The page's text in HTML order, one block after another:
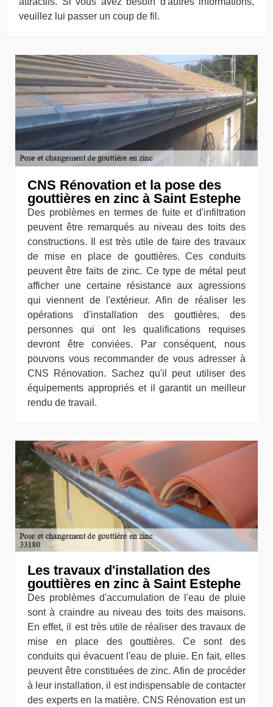
veuillez lui passer un coup de fil.
CNS Rénovation et la pose des
gouttières en zinc à Saint Estephe
Des problèmes en termes de fuite et d'infiltration
peuvent être remarqués au niveau des toits des
constructions. Il est très utile de faire des travaux
de mise en place de gouttières. Ces conduits
peuvent être faits de zinc. Ce type de métal peut
afficher une certaine résistance aux agressions
qui viennent de l'extérieur. Afin de réaliser les
opérations d'installation des gouttières, des
personnes qui ont les qualifications requises
devront être conviées. Par conséquent, nous
pouvons vous recommander de vous adresser à
CNS Rénovation. Sachez qu'il peut utiliser des
équipements appropriés et il garantit un meilleur
rendu de travail.
Les travaux d'installation des
gouttières en zinc à Saint Estephe
Des problèmes d'accumulation de l'eau de pluie
sont à craindre au niveau des toits des maisons.
En effet, il est très utile de réaliser des travaux de
mise en place des gouttières. Ce sont des
conduits qui évacuent l'eau de pluie. En fait, elles
peuvent être constituées de zinc. Afin de procéder
à leur installation, il est indispensable de contacter
des experts en la matière. CNS Rénovation est un